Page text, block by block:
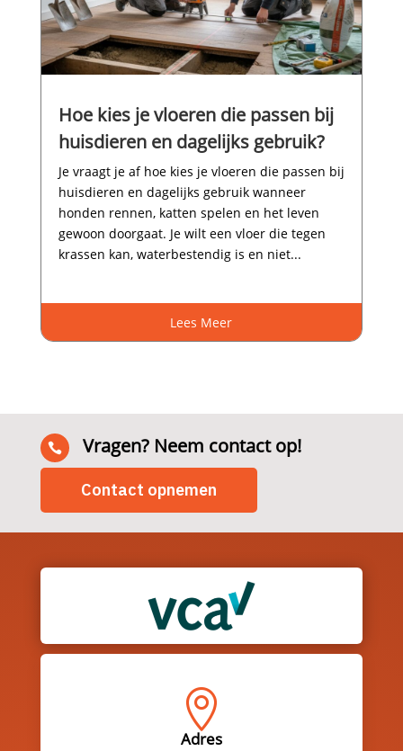
Hoe kies je vloeren die passen bij
huisdieren en dagelijks gebruik?
Je vraagt je af hoe kies je vloeren die passen bij
huisdieren en dagelijks gebruik wanneer
honden rennen, katten spelen en het leven
gewoon doorgaat.​ Je wilt een vloer die tegen
krassen kan, waterbestendig is en niet...
Lees Meer
 Vragen? Neem contact op!
Contact opnemen

Adres